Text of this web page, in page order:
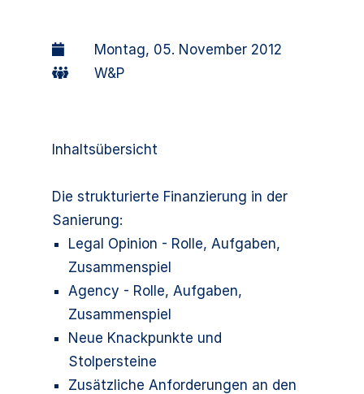
Montag, 05. November 2012
W&P
Inhaltsübersicht
Die strukturierte Finanzierung in der
Sanierung:
Legal Opinion - Rolle, Aufgaben,
Zusammenspiel
Agency - Rolle, Aufgaben,
Zusammenspiel
Neue Knackpunkte und
Stolpersteine
Zusätzliche Anforderungen an den